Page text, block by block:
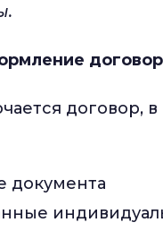
договор,
документа